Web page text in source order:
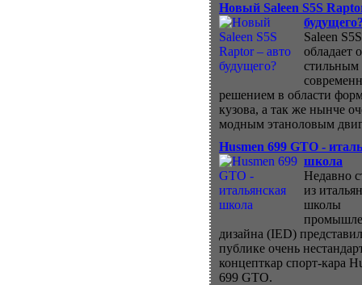
Новый Saleen S5S
Saleen
обладает
стильным
решением в области
кузова, а так же нынче
модным этаноловым
Husmen 699 GTO -
школа
Недавно
из
школы
дизайна (IED)
публике очень
концепткар спорт-кара
699 GTO.